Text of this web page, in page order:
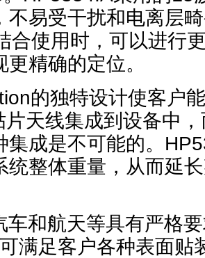
不易受干扰和电离层
合使用时，可以进行
更精确的定位。
的独特设计使客户
片天线集成到设备中
集成是不可能的。
统整体重量，从而延
车和航天等具有严格
满足客户各种表面贴